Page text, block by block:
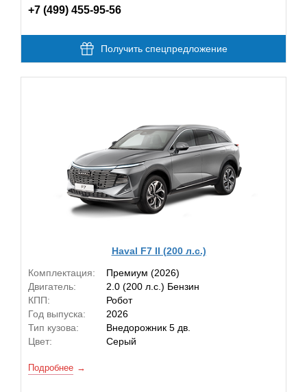
+7 (499) 455-95-56
Получить спецпредложение
Haval F7 II (200 л.с.)
Комплектация:
Премиум (2026)
Двигатель:
2.0 (200 л.с.) Бензин
КПП:
Робот
Год выпуска:
2026
Тип кузова:
Внедорожник 5 дв.
Цвет:
Серый
Подробнее